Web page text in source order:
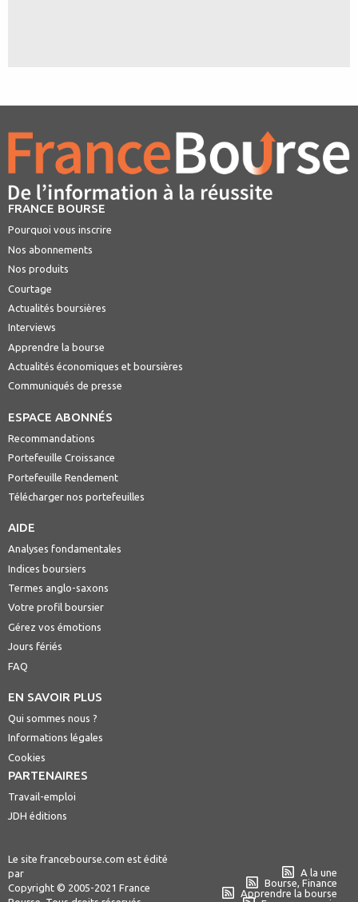
FRANCE BOURSE
Pourquoi vous inscrire
Nos abonnements
Nos produits
Courtage
Actualités boursières
Interviews
Apprendre la bourse
Actualités économiques et boursières
Communiqués de presse
ESPACE ABONNÉS
Recommandations
Portefeuille Croissance
Portefeuille Rendement
Télécharger nos portefeuilles
AIDE
Analyses fondamentales
Indices boursiers
Termes anglo-saxons
Votre profil boursier
Gérez vos émotions
Jours fériés
FAQ
EN SAVOIR PLUS
Qui sommes nous ?
Informations légales
Cookies
PARTENAIRES
Travail-emploi
JDH éditions
Le site francebourse.com est édité
par
Copyright © 2005-2021 France
A la une
Bourse, Finance
Apprendre la bourse